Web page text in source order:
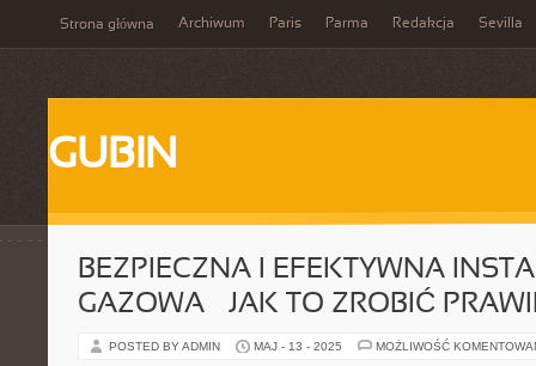
Strona główna Archiwum Paris Parma Redakcja Sevilla
GUBIN
BEZPIECZNA I EFEKTYWNA
GAZOWA – JAK TO ZROBIĆ
POSTED BY ADMIN MAJ - 13 - 2025 MOŻLIWOŚĆ